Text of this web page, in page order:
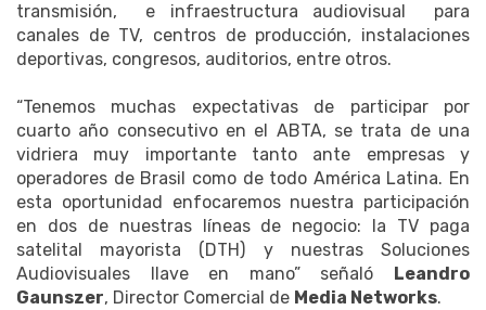
transmisión, e infraestructura audiovisual para
canales de TV, centros de producción, instalaciones
deportivas, congresos, auditorios, entre otros.
“Tenemos muchas expectativas de participar por
cuarto año consecutivo en el ABTA, se trata de una
vidriera muy importante tanto ante empresas y
operadores de Brasil como de todo América Latina. En
esta oportunidad enfocaremos nuestra participación
en dos de nuestras líneas de negocio: la TV paga
satelital mayorista (DTH) y nuestras Soluciones
Audiovisuales llave en mano” señaló Leandro
Gaunszer, Director Comercial de Media Networks.